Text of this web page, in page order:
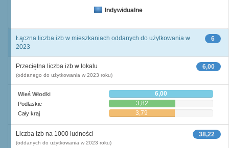
Indywidualne
6
Łączna liczba izb w mieszkaniach oddanych do użytkowania w
2023
6,00
Przeciętna liczba izb w lokalu
(oddanego do użytkowania w 2023 roku)
Wieś Włodki 6,00
Podlaskie 3,82
Cały kraj 3,79
38,22
Liczba izb na 1000 ludności
(oddanych do użytkowania w 2023 roku)